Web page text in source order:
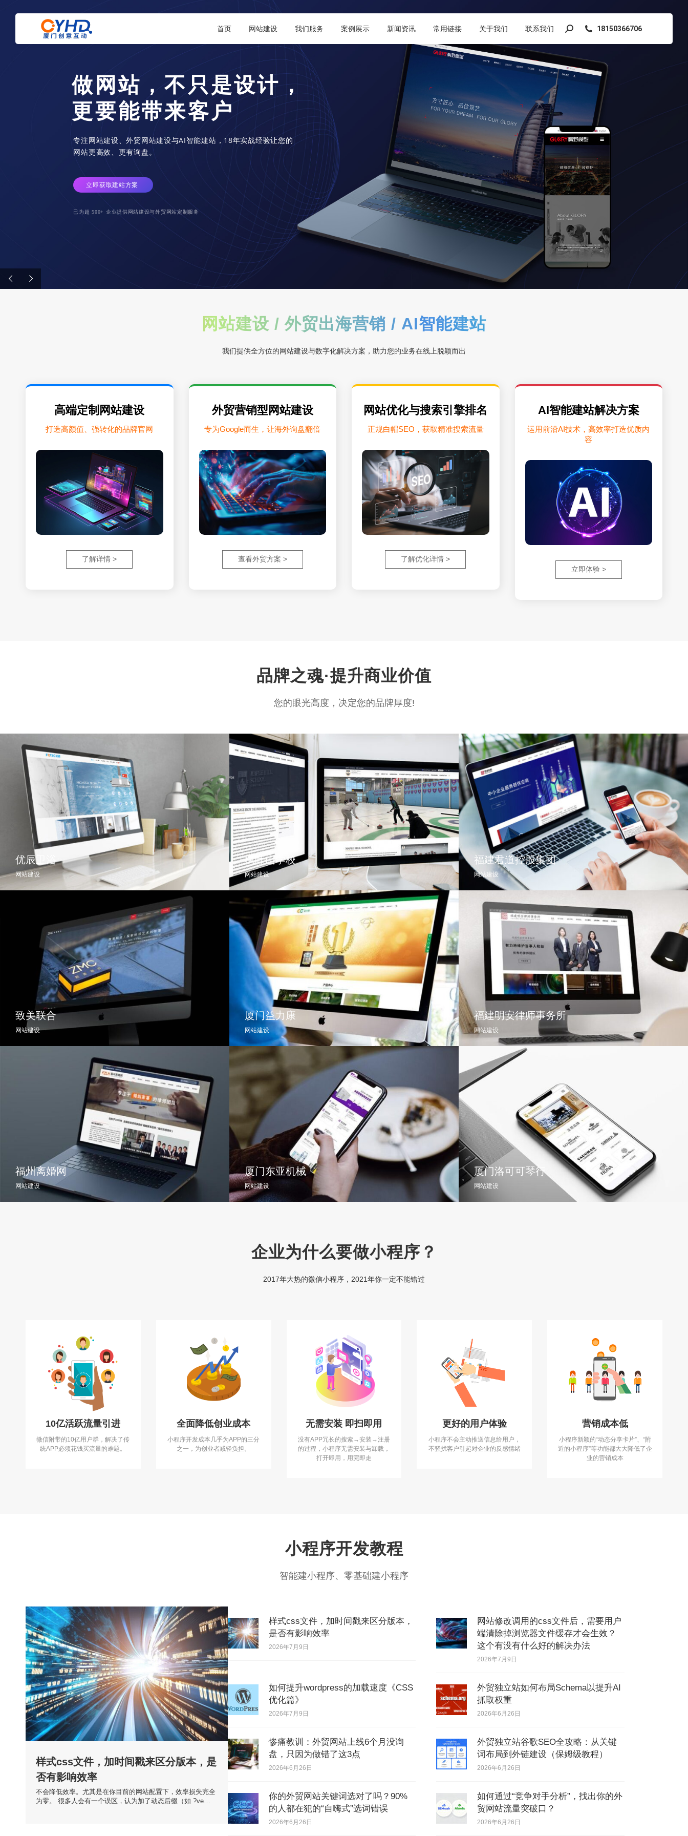
首页 网站建设 我们服务 案例展示 新闻资讯 常用链接 关于我们 联系我们
搜
18150366706
微信小程序、百度小程序
全方位一体化解决方案
提供各种流行的小程序运用，包含小程序商城，分销系统，预定系
网站建设 / 外贸出海营销 / AI智能建站
我们提供全方位的网站建设与数字化解决方案，助力您的业务在线上脱颖而出
高端定制网站建设
打造高颜值、强转化的品牌官网
了解详情 >
外贸营销型网站建设
专为Google而生，让海外询盘翻倍
查看外贸方案 >
网站优化与搜索引擎排名
正规白帽SEO，获取精准搜索流量
了解优化详情 >
AI智能建站解决方案
运用前沿AI技术，高效率打造优质内
容
立即体验 >
品牌之魂·提升商业价值
您的眼光高度，决定您的品牌厚度!
优辰卫浴
网站建设
枫叶山学校
网站建设
福建君道控股集团
网站建设
致美联合
网站建设
厦门益力康
网站建设
福建明安律师事务所
网站建设
福州离婚网
网站建设
厦门东亚机械
网站建设
厦门洛可可琴行
网站建设
企业为什么要做小程序？
2017年大热的微信小程序，2021年你一定不能错过
10亿活跃流量引进
微信附带的10亿用户群，解决了传
统APP必须花钱买流量的难题。
全面降低创业成本
小程序开发成本几乎为APP的三分
之一，为创业者减轻负担。
无需安装 即扫即用
没有APP冗长的搜索→安装→注册
的过程，小程序无需安装与卸载，
打开即用，用完即走
更好的用户体验
小程序不会主动推送信息给用户，
不骚扰客户引起对企业的反感情绪
营销成本低
小程序新颖的“动态分享卡片”、“附
近的小程序”等功能都大大降低了企
业的营销成本
小程序开发教程
智能建小程序、零基础建小程序
样式css文件，加时间戳来区分版本，是
否有影响效率
不会降低效率。尤其是在你目前的网站配置下，效率损失完全
为零。 很多人会有一个误区，认为加了动态后缀（如 ?ve…
样式css文件，加时间戳来区分版本，
是否有影响效率
2026年7月9日
网站修改调用的css文件后，需要用户
端清除掉浏览器文件缓存才会生效？
这个有没有什么好的解决办法
2026年7月9日
如何提升wordpress的加载速度《CSS
优化篇》
2026年7月9日
外贸独立站如何布局Schema以提升AI
抓取权重
2026年6月26日
惨痛教训：外贸网站上线6个月没询
盘，只因为做错了这3点
2026年6月26日
外贸独立站谷歌SEO全攻略：从关键
词布局到外链建设（保姆级教程）
2026年6月26日
你的外贸网站关键词选对了吗？90%
的人都在犯的“自嗨式”选词错误
2026年6月26日
如何通过“竞争对手分析”，找出你的外
贸网站流量突破口？
2026年6月26日